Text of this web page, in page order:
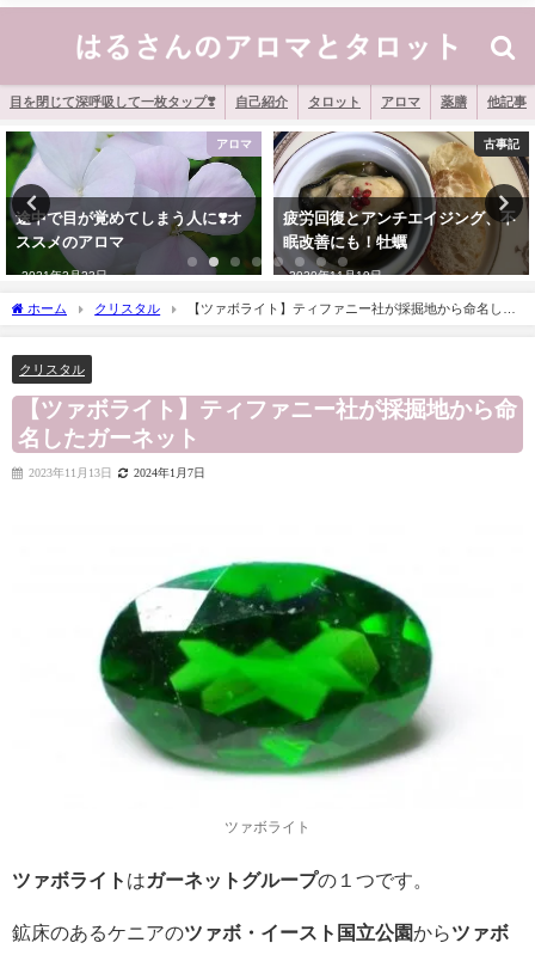
目を閉じて深呼吸して一枚タップ❣️ 自己紹介 タロット アロマ 薬膳 他記事
古事記
疲労回復とアンチエイジング、不
眠改善にも！牡蠣
2020年11月19日
タロット
[タロット]あなたの『パーソナル
カード』と2026年『イヤーカー
ド』は？
ホーム クリスタル
【ツァボライト】ティファニー社が採掘地から命名した
クリスタル
【ツァボライト】ティファニー社が採掘地から命
名したガーネット
2023年11月13日 2024年1月7日
ツァボライト
ツァボライト はガーネットグループの１つです。
鉱床のあるケニアのツァボ・イースト国立公園からツァボ